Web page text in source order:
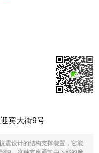
宾大街9号
震设计的结构支撑装置，它能